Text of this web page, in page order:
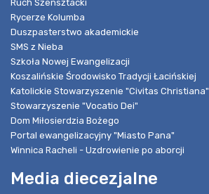
Ruch Szensztacki
Rycerze Kolumba
Duszpasterstwo akademickie
SMS z Nieba
Szkoła Nowej Ewangelizacji
Koszalińskie Środowisko Tradycji Łacińskiej
Katolickie Stowarzyszenie "Civitas Christiana"
Stowarzyszenie "Vocatio Dei"
Dom Miłosierdzia Bożego
Portal ewangelizacyjny "Miasto Pana"
Winnica Racheli - Uzdrowienie po aborcji
Media diecezjalne